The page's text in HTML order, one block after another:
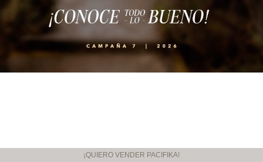
¡QUIERO VENDER PACIFIKA!